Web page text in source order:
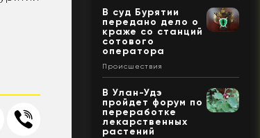
В суд Бурятии
передано дело о
краже со станций
сотового
оператора
Происшествия
В Улан-Удэ
пройдет форум по
переработке
лекарственных
растений